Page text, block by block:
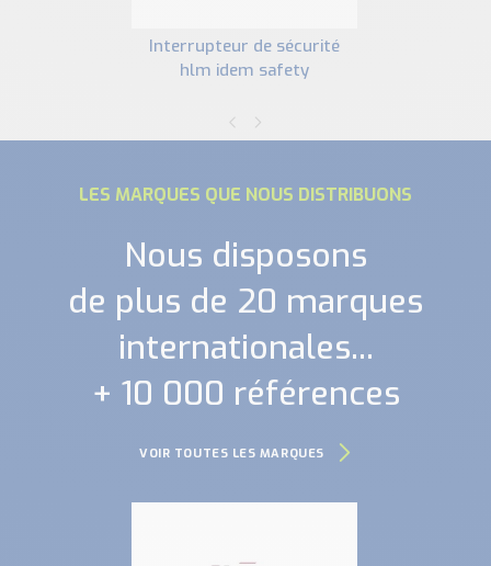
interrupteur de sécurité
hlm idem safety
LES MARQUES QUE NOUS DISTRIBUONS
Nous disposons
de plus de 20 marques
internationales...
+ 10 000 références
VOIR TOUTES LES MARQUES